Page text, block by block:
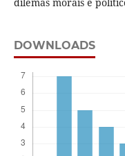
DOWNLOADS